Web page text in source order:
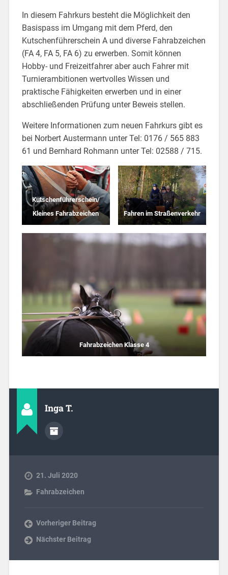
In diesem Fahrkurs besteht die Möglichkeit den
Basispass im Umgang mit dem Pferd, den
Kutschenführerschein A und diverse Fahrabzeichen
(FA 4, FA 5, FA 6) zu erwerben. Somit können
Hobby- und Freizeitfahrer aber auch Fahrer mit
Turnierambitionen wertvolles Wissen und
praktische Fähigkeiten erwerben und in einer
abschließenden Prüfung unter Beweis stellen.
Weitere Informationen zum neuen Fahrkurs gibt es
bei Norbert Austermann unter Tel: 0176 / 565 883
61 und Bernhard Rohmann unter Tel: 02588 / 715.
Kutschenführerschein/
Kleines Fahrabzeichen
Fahren im Straßenverkehr
Fahrabzeichen Klasse 4
Inga T.
21. Juli 2020
Fahrabzeichen
Vorheriger Beitrag
Nächster Beitrag